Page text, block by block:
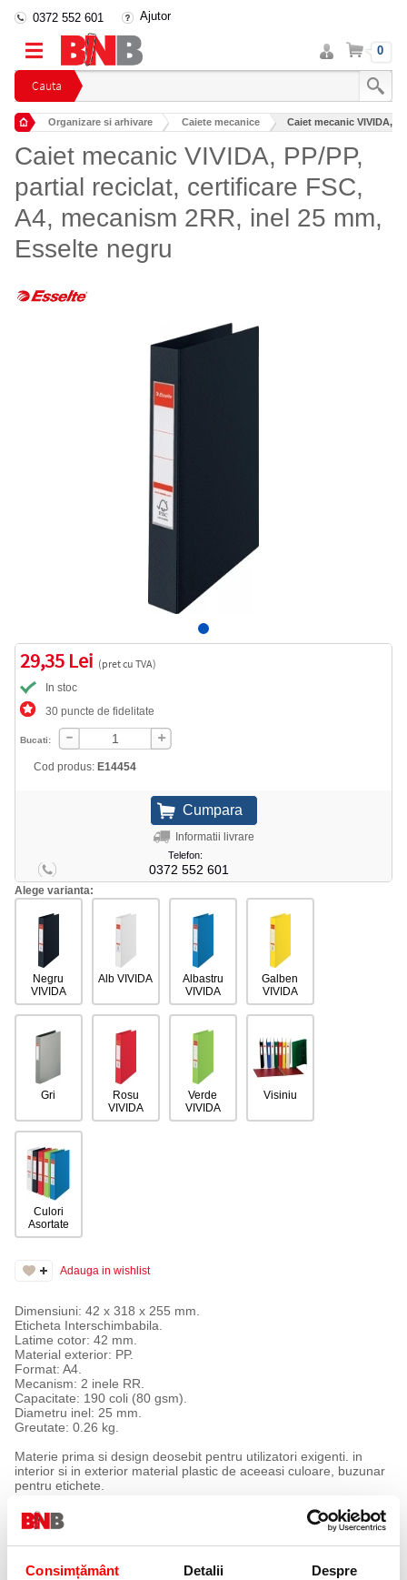
Consimțământ Detalii Despre
Cauta
0372 552 601 Ajutor
Intra
in
cont
Cos 0
Organizare si arhivare Caiete mecanice Caiet mecanic VIVIDA,
Caiet mecanic VIVIDA, PP/PP,
partial reciclat, certificare FSC,
A4, mecanism 2RR, inel 25 mm,
Esselte negru
29,35 Lei (pret cu TVA)
In stoc
30 puncte de fidelitate
Bucati:
Cod produs: E14454
Informatii livrare
Telefon:
0372 552 601
Alege varianta:
Negru
VIVIDA
Alb VIVIDA
Albastru
VIVIDA
Galben
VIVIDA
Gri
Rosu
VIVIDA
Verde
VIVIDA
Visiniu
Culori
Asortate
Adauga in wishlist
Dimensiuni: 42 x 318 x 255 mm.
Eticheta Interschimbabila.
Latime cotor: 42 mm.
Material exterior: PP.
Format: A4.
Mecanism: 2 inele RR.
Capacitate: 190 coli (80 gsm).
Diametru inel: 25 mm.
Greutate: 0.26 kg.
Materie prima si design deosebit pentru utilizatori exigenti. in
interior si in exterior material plastic de aceeasi culoare, buzunar
pentru etichete.